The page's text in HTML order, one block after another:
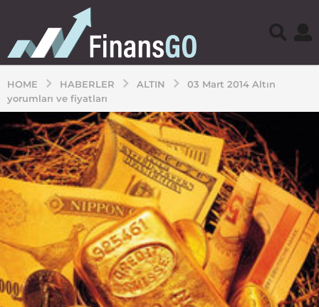
HOME HABERLER ALTIN
03 Mart 2014 Altın
yorumları ve fiyatları